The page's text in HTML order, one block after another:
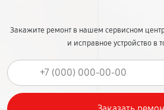
Закажите ремонт в нашем сервисном
и исправное устройство в